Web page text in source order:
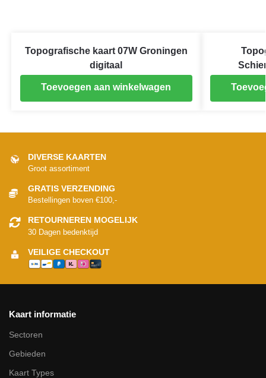
Topografische kaart 07W Groningen
digitaal
Toevoegen aan winkelwagen
DIVERSE KAARTEN
Groot assortiment
GRATIS VERZENDING
Bestellingen boven €100,-
RETOURNEREN MOGELIJK
30 Dagen bedenktijd
VEILIGE CHECKOUT
Kaart informatie
Sectoren
Gebieden
Kaart Types